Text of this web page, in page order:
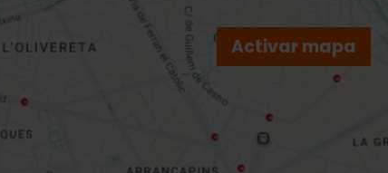
Activar mapa